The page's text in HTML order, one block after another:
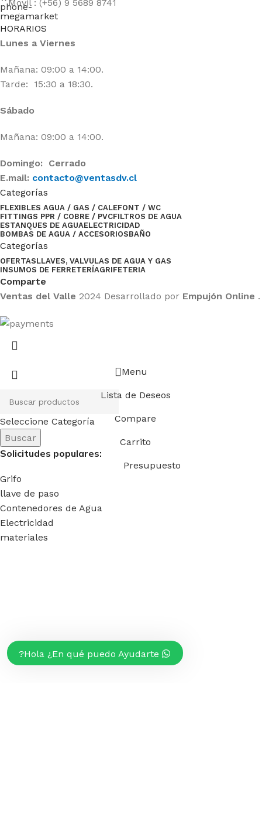
Movil : (+56) 9 5689 8741
HORARIOS
Lunes a Viernes
Mañana: 09:00 a 14:00.
Tarde: 15:30 a 18:30.
Sábado
Mañana: 09:00 a 14:00.
Domingo: Cerrado
E.mail: contacto@ventasdv.cl
Categorías
FLEXIBLES AGUA / GAS / CALEFONT / WC
FITTINGS PPR / COBRE / PVCFILTROS DE AGUA
ESTANQUES DE AGUAELECTRICIDAD
BOMBAS DE AGUA / ACCESORIOSBAÑO
Categorías
OFERTASLLAVES, VALVULAS DE AGUA Y GAS
INSUMOS DE FERRETERÍAGRIFETERIA
Comparte
Ventas del Valle 2024 Desarrollado por Empujón Online .
Seleccione Categoría
Buscar
Solicitudes populares:
Grifo
llave de paso
Contenedores de Agua
Electricidad
materiales
Hola ¿En qué puedo Ayudarte?
Menu
Lista de Deseos
Compare
Carrito
Presupuesto